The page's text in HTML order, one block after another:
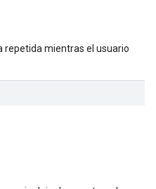
repetida mientras el usuario